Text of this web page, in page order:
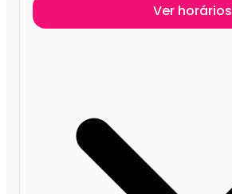
Ver horários